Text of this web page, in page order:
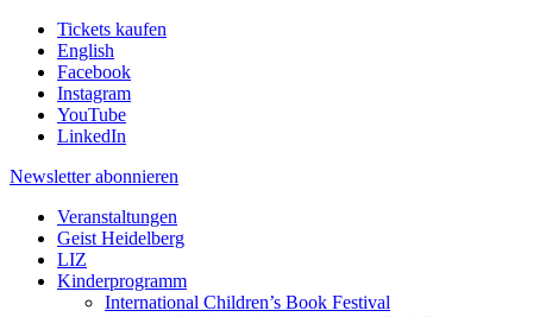
Tickets kaufen
English
Facebook
Instagram
YouTube
LinkedIn
Newsletter abonnieren
Veranstaltungen
Geist Heidelberg
LIZ
Kinderprogramm
International Children’s Book Festival